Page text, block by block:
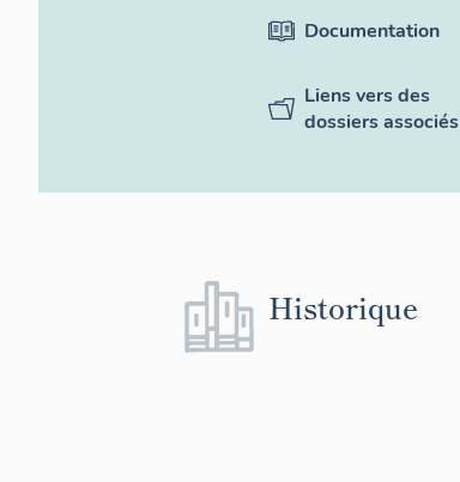
Documentation
Liens vers des
dossiers associés
Historique